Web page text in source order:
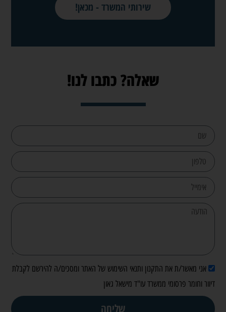
שירותי המשרד - מכאן!
שאלה? כתבו לנו!
אני מאשר/ת את התקנון ותנאי השימוש של האתר ומסכים/ה להירשם לקבלת
דיוור וחומר פרסומי ממשרד עו"ד מישאל גאון
שליחה